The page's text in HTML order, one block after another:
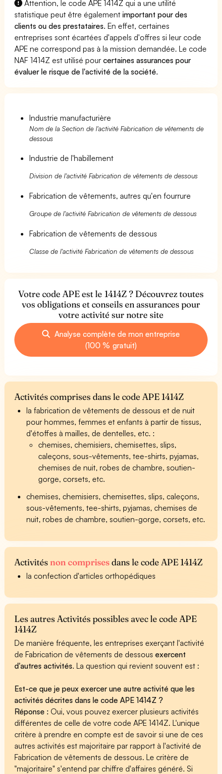
Attention, le code APE 1414Z qui a une utilité
statistique peut être égalementimportant pour des
clients ou des prestataires. En effet, certaines
entreprises sont écartées d'appels d'offres si leur code
APE ne correspond pas à la mission demandée. Le code
NAF 1414Z est utilisé pourcertaines assurances pour
évaluer le risque de l'activité de la société.
Industrie manufacturière
Nom de la Section de l'activité Fabrication de vêtements de
dessous
Industrie de l'habillement
Division de l'activité Fabrication de vêtements de dessous
Fabrication de vêtements, autres qu'en fourrure
Groupe de l'activité Fabrication de vêtements de dessous
Fabrication de vêtements de dessous
Classe de l'activité Fabrication de vêtements de dessous
Votre code APE est le 1414Z ? Découvrez toutes
vos obligations et conseils en assurances pour
votre activité sur notre site
Analyse complète de mon entreprise
(100 % gratuit)
Activités comprises dans le code APE 1414Z
la fabrication de vêtements de dessous et de nuit
pour hommes, femmes et enfants à partir de tissus,
d'étoffes à mailles, de dentelles, etc. :
chemises, chemisiers, chemisettes, slips,
caleçons, sous-vêtements, tee-shirts, pyjamas,
chemises de nuit, robes de chambre, soutien-
gorge, corsets, etc.
chemises, chemisiers, chemisettes, slips, caleçons,
sous-vêtements, tee-shirts, pyjamas, chemises de
nuit, robes de chambre, soutien-gorge, corsets, etc.
Activitésnon comprisesdans le code APE 1414Z
la confection d'articles orthopédiques
Les autres Activités possibles avec le code APE
1414Z
De manière fréquente, les entreprises exerçant l'activité
de Fabrication de vêtements de dessousexercent
d'autres activités. La question qui revient souvent est :
Est-ce que je peux exercer une autre activité que les
activités décrites dans le code APE 1414Z ?
Réponse :Oui, vous pouvez exercer plusieurs activités
différentes de celle de votre code APE 1414Z. L'unique
critère à prendre en compte est de savoir si une de ces
autres activités est majoritaire par rapport à l'activité de
Fabrication de vêtements de dessous. Le critère de
"majoritaire" s'entend par chiffre d'affaires généré. Si